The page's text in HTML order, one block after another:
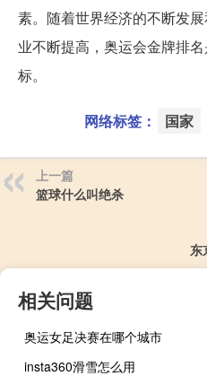
素。随着世界经济的不断发
业不断提高，奥运会金牌排
标。
网络标签： 国家
上一篇
篮球什么叫绝杀
东
相关问题
奥运女足决赛在哪个城市
insta360滑雪怎么用